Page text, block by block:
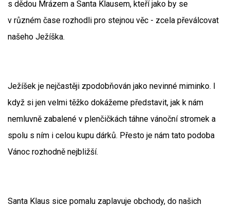
s dědou Mrázem a Santa Klausem, kteří jako by se
v různém čase rozhodli pro stejnou věc - zcela převálcovat
našeho Ježíška.
Ježíšek je nejčastěji zpodobňován jako nevinné miminko. I
když si jen velmi těžko dokážeme představit, jak k nám
nemluvně zabalené v plenčičkách táhne vánoční stromek a
spolu s ním i celou kupu dárků. Přesto je nám tato podoba
Vánoc rozhodně nejbližší.
Santa Klaus sice pomalu zaplavuje obchody, do našich